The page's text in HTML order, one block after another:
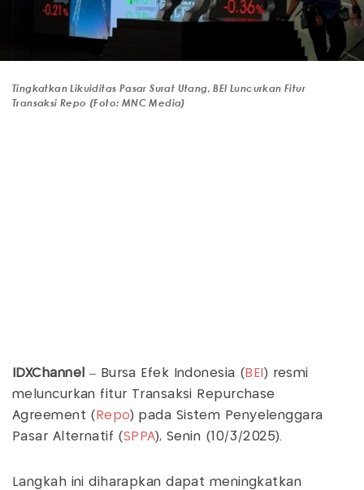
Tingkatkan Likuiditas Pasar Surat Utang, BEI Luncurkan Fitur
Transaksi Repo (Foto: MNC Media)
IDXChannel – Bursa Efek Indonesia ( BEI ) resmi
meluncurkan fitur Transaksi Repurchase
Agreement ( Repo) pada Sistem Penyelenggara
Pasar Alternatif (SPPA), Senin (10/3/2025).
Langkah ini diharapkan dapat meningkatkan